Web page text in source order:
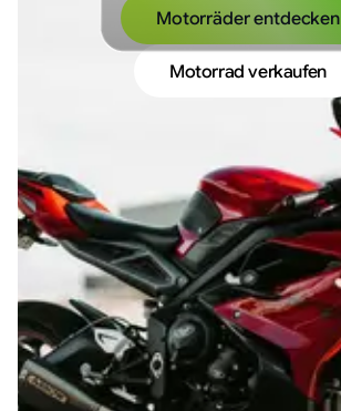
Motorräder entdecken
Motorrad verkaufen